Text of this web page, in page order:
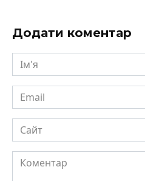
Додати коментар
Ім'я
Email
Сайт
Коментар